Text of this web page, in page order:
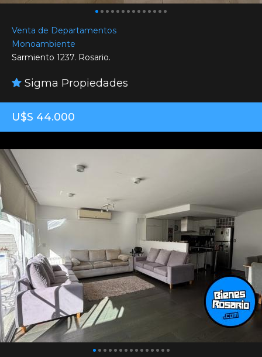
Venta de Departamentos
Monoambiente
Sarmiento 1237. Rosario.
Sigma Propiedades
U$S 44.000